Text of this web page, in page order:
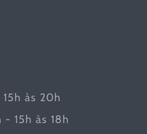
às 20h
15h às 18h